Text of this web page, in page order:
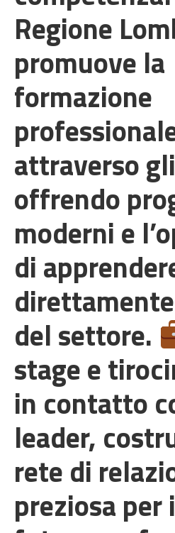
Regione
promuove la
formazione
attraverso
offrendo
moderni e
di
del settore.
stage e
in contatto
leader,
rete di
preziosa per